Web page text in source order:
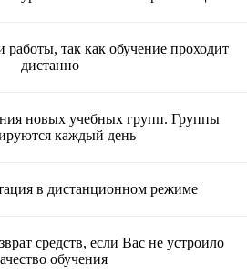
так как обучение проходит
дистанно
новых учебных групп. Группы
каждый день
в дистанционном режиме
средств, если Вас не устроило
обучения